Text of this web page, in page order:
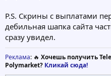
P.S. Скрины с выплатами
дебильная шапка сайта
сразу увидел.
Реклама: 🔥 Хочешь получить
Polymarket? Кликай сюда!